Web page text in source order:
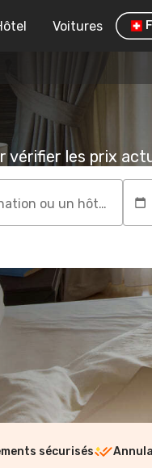
Voitures
vérifier les prix
Recherchez une destination ou un hôtel
sécurisés